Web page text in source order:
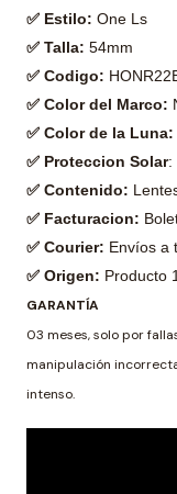
✅ Estilo: One Ls
✅ Talla: 54mm
✅ Codigo:
✅ Color del Marco:
✅ Color de la Luna:
✅ Proteccion Solar:
✅ Contenido:
✅ Facturacion:
✅ Courier: Envíos a
✅ Origen: Producto
GARANTÍA
03 meses, solo por
manipulación
intenso.